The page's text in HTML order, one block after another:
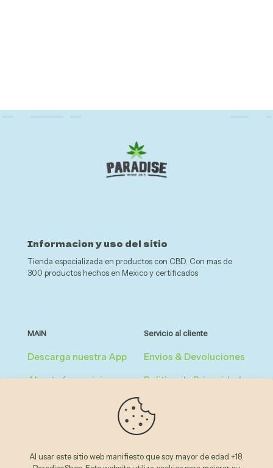
Informacion y uso del sitio
Tienda especializada en productos con CBD. Con mas de
300 productos hechos en Mexico y certificados
MAIN
Descarga nuestra App
Abre tu franquicia
Servicio al cliente
Envios & Devoluciones
Politica de Privacidad
Condiciones
Legal & FAQ
Al usar este sitio web manifiesto que soy mayor de edad +18.